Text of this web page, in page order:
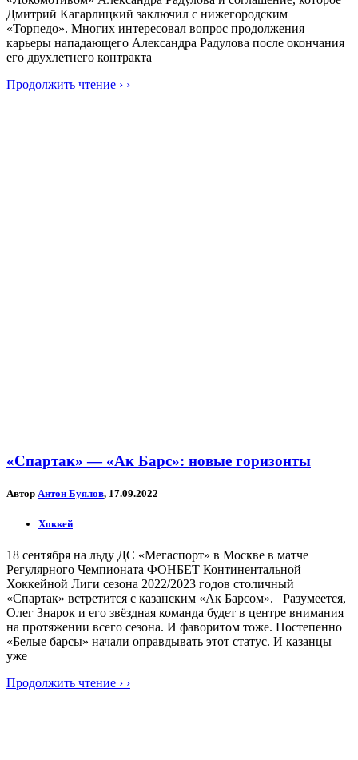
Дмитрий Кагарлицкий заключил с нижегородским
«Торпедо». Многих интересовал вопрос продолжения
карьеры нападающего Александра Радулова после окончания
его двухлетнего контракта
Продолжить чтение › ›
«Спартак» — «Ак Барс»: новые горизонты
Автор Антон Буялов, 17.09.2022
Хоккей
18 сентября на льду ДС «Мегаспорт» в Москве в матче
Регулярного Чемпионата ФОНБЕТ Континентальной
Хоккейной Лиги сезона 2022/2023 годов столичный
«Спартак» встретится с казанским «Ак Барсом». Разумеется,
Олег Знарок и его звёздная команда будет в центре внимания
на протяжении всего сезона. И фаворитом тоже. Постепенно
«Белые барсы» начали оправдывать этот статус. И казанцы
уже
Продолжить чтение › ›